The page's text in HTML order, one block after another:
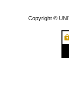
Copyright ©